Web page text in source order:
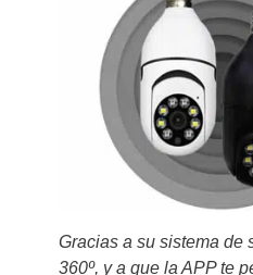
Gracias a su sistema de
360º, y a que la APP te